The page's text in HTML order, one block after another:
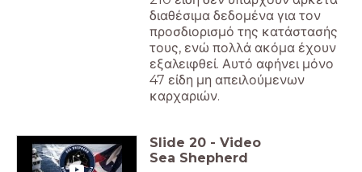
διαθέσιμα δεδομένα για τον
προσδιορισμό της κατάστασής
τους, ενώ πολλά ακόμα έχουν
εξαλειφθεί. Αυτό αφήνει μόνο
47 είδη μη απειλούμενων
καρχαριών.
Slide 20 - Video
Sea Shepherd